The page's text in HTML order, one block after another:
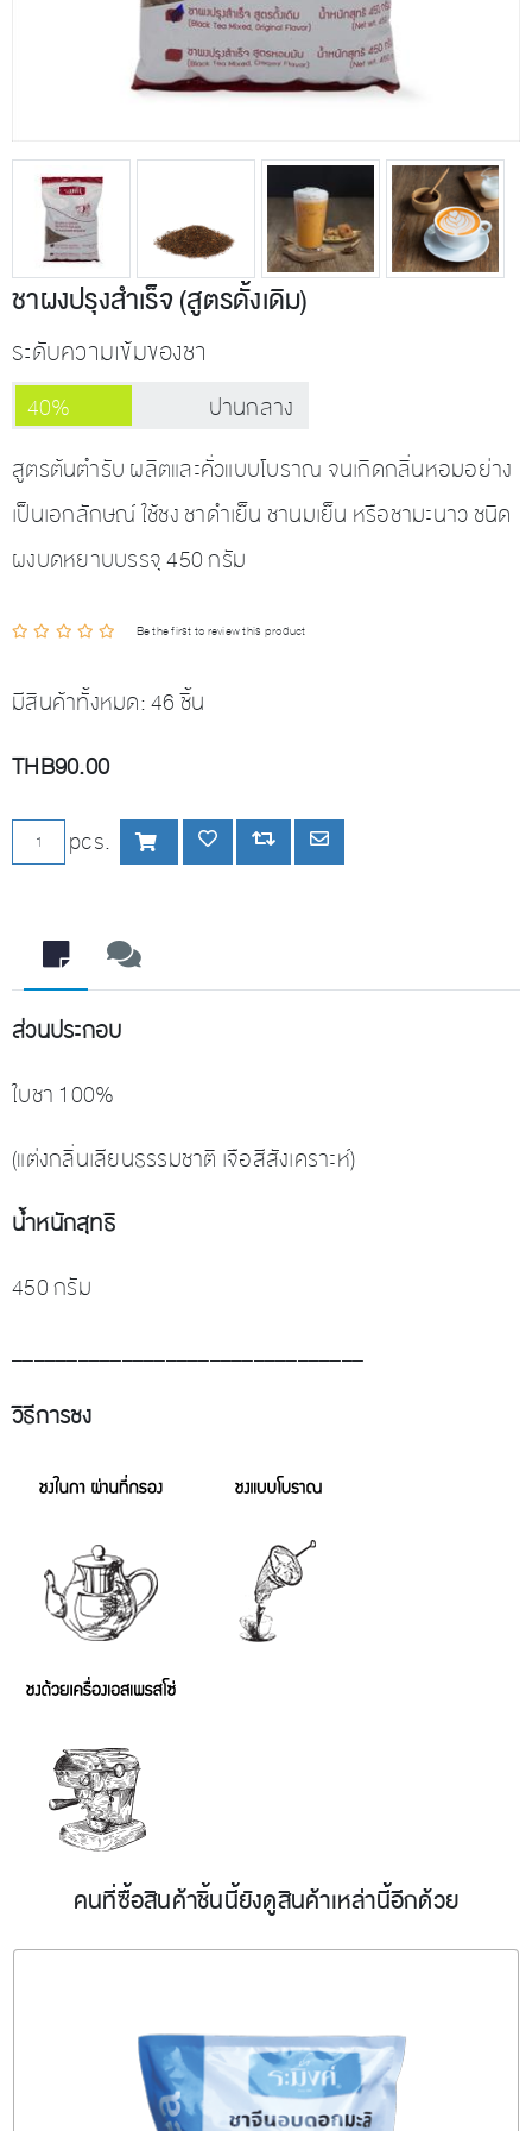
ชาผงปรุงสำเร็จ (สูตรดั้งเดิม)
ระดับความเข้มของชา
40%
ปานกลาง
สูตรต้นตำรับ ผลิตและคั่วแบบโบราณ จนเกิดกลิ่นหอมอย่าง
เป็นเอกลักษณ์ ใช้ชง ชาดำเย็น ชานมเย็น หรือชามะนาว ชนิด
ผงบดหยาบบรรจุ 450 กรัม
Be the first to review this product
มีสินค้าทั้งหมด:46 ชิ้น
THB90.00
เพิ่มลงตะกร้า
pcs. เพิ่มลงรายการโปรดAdd to compare list
Email a friend
ส่วนประกอบ
ใบชา 100%
(แต่งกลิ่นเลียนธรรมชาติ เจือสีสังเคราะห์)
น้ำหนักสุทธิ
450 กรัม
________________________________
วิธีการชง
คนที่ซื้อสินค้าชิ้นนี้ยังดูสินค้าเหล่านี้อีกด้วย